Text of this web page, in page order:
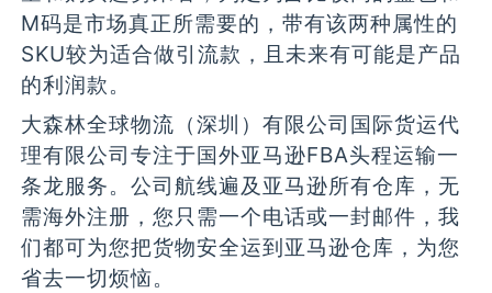
M码是市场真正所需要的，带有该两种属性的
SKU较为适合做引流款，且未来有可能是产品
的利润款。
大森林全球物流（深圳）有限公司国际货运代
理有限公司专注于国外亚马逊FBA头程运输一
条龙服务。公司航线遍及亚马逊所有仓库，无
需海外注册，您只需一个电话或一封邮件，我
们都可为您把货物安全运到亚马逊仓库，为您
省去一切烦恼。